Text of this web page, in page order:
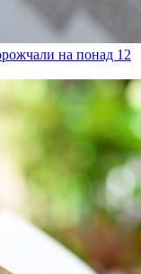
на понад 12